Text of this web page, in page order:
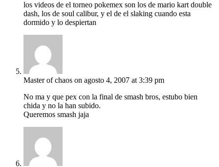
los videos de el torneo pokemex son los de mario kart double
dash, los de soul calibur, y el de el slaking cuando esta
dormido y lo despiertan
Master of chaos on agosto 4, 2007 at 3:39 pm
No ma y que pex con la final de smash bros, estubo bien
chida y no la han subido.
Queremos smash jaja